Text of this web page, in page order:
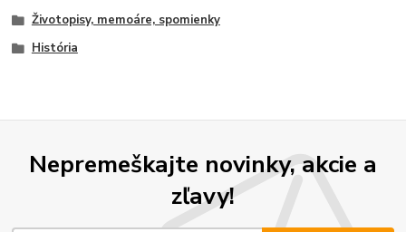
Životopisy, memoáre, spomienky
História
Nepremeškajte novinky, akcie a
zľavy!